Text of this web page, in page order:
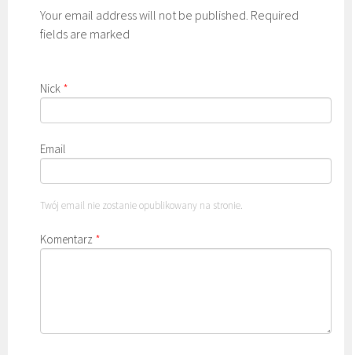
Your email address will not be published. Required
fields are marked
Nick *
Email
Twój email nie zostanie opublikowany na stronie.
Komentarz *